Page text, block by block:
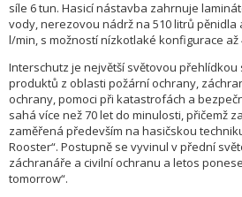
síle 6 tun. Hasicí nástavba zahrnuje
vody, nerezovou nádrž na 510 litrů pěnidla
l/min, s možností nízkotlaké konfigurace až
Interschutz je největší světovou přehlídkou
produktů z oblasti požární ochrany,
ochrany, pomoci při katastrofách a
sahá více než 70 let do minulosti, přičemž
zaměřená především na hasičskou
Rooster“. Postupně se vyvinul v přední
záchranáře a civilní ochranu a letos
tomorrow“.